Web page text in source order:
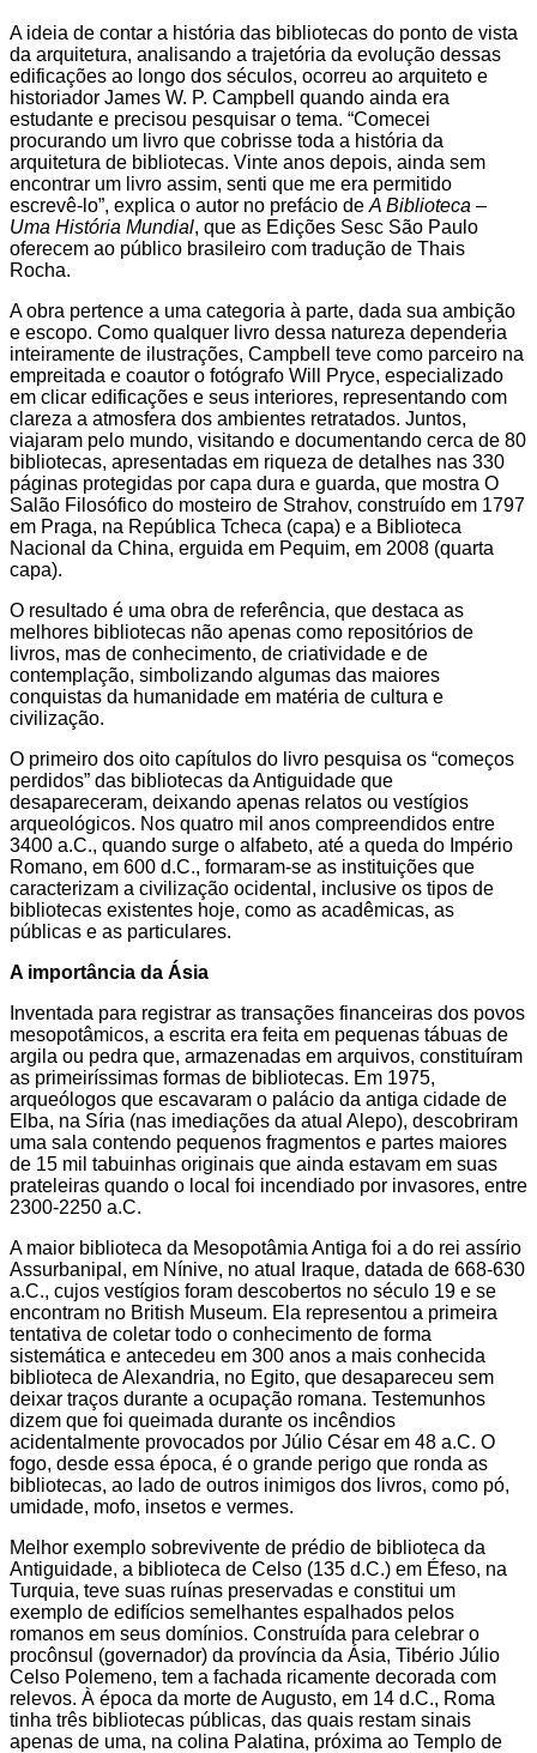
A ideia de contar a história das bibliotecas do ponto de vista
da arquitetura, analisando a trajetória da evolução dessas
edificações ao longo dos séculos, ocorreu ao arquiteto e
historiador James W. P. Campbell quando ainda era
estudante e precisou pesquisar o tema. “Comecei
procurando um livro que cobrisse toda a história da
arquitetura de bibliotecas. Vinte anos depois, ainda sem
encontrar um livro assim, senti que me era permitido
escrevê-lo”, explica o autor no prefácio de A Biblioteca –
Uma História Mundial, que as Edições Sesc São Paulo
oferecem ao público brasileiro com tradução de Thais
Rocha.
A obra pertence a uma categoria à parte, dada sua ambição
e escopo. Como qualquer livro dessa natureza dependeria
inteiramente de ilustrações, Campbell teve como parceiro na
empreitada e coautor o fotógrafo Will Pryce, especializado
em clicar edificações e seus interiores, representando com
clareza a atmosfera dos ambientes retratados. Juntos,
viajaram pelo mundo, visitando e documentando cerca de 80
bibliotecas, apresentadas em riqueza de detalhes nas 330
páginas protegidas por capa dura e guarda, que mostra O
Salão Filosófico do mosteiro de Strahov, construído em 1797
em Praga, na República Tcheca (capa) e a Biblioteca
Nacional da China, erguida em Pequim, em 2008 (quarta
capa).
O resultado é uma obra de referência, que destaca as
melhores bibliotecas não apenas como repositórios de
livros, mas de conhecimento, de criatividade e de
contemplação, simbolizando algumas das maiores
conquistas da humanidade em matéria de cultura e
civilização.
O primeiro dos oito capítulos do livro pesquisa os “começos
perdidos” das bibliotecas da Antiguidade que
desapareceram, deixando apenas relatos ou vestígios
arqueológicos. Nos quatro mil anos compreendidos entre
3400 a.C., quando surge o alfabeto, até a queda do Império
Romano, em 600 d.C., formaram-se as instituições que
caracterizam a civilização ocidental, inclusive os tipos de
bibliotecas existentes hoje, como as acadêmicas, as
públicas e as particulares.
A importância da Ásia
Inventada para registrar as transações financeiras dos povos
mesopotâmicos, a escrita era feita em pequenas tábuas de
argila ou pedra que, armazenadas em arquivos, constituíram
as primeiríssimas formas de bibliotecas. Em 1975,
arqueólogos que escavaram o palácio da antiga cidade de
Elba, na Síria (nas imediações da atual Alepo), descobriram
uma sala contendo pequenos fragmentos e partes maiores
de 15 mil tabuinhas originais que ainda estavam em suas
prateleiras quando o local foi incendiado por invasores, entre
2300-2250 a.C.
A maior biblioteca da Mesopotâmia Antiga foi a do rei assírio
Assurbanipal, em Nínive, no atual Iraque, datada de 668-630
a.C., cujos vestígios foram descobertos no século 19 e se
encontram no British Museum. Ela representou a primeira
tentativa de coletar todo o conhecimento de forma
sistemática e antecedeu em 300 anos a mais conhecida
biblioteca de Alexandria, no Egito, que desapareceu sem
deixar traços durante a ocupação romana. Testemunhos
dizem que foi queimada durante os incêndios
acidentalmente provocados por Júlio César em 48 a.C. O
fogo, desde essa época, é o grande perigo que ronda as
bibliotecas, ao lado de outros inimigos dos livros, como pó,
umidade, mofo, insetos e vermes.
Melhor exemplo sobrevivente de prédio de biblioteca da
Antiguidade, a biblioteca de Celso (135 d.C.) em Éfeso, na
Turquia, teve suas ruínas preservadas e constitui um
exemplo de edifícios semelhantes espalhados pelos
romanos em seus domínios. Construída para celebrar o
procônsul (governador) da província da Ásia, Tibério Júlio
Celso Polemeno, tem a fachada ricamente decorada com
relevos. À época da morte de Augusto, em 14 d.C., Roma
tinha três bibliotecas públicas, das quais restam sinais
apenas de uma, na colina Palatina, próxima ao Templo de